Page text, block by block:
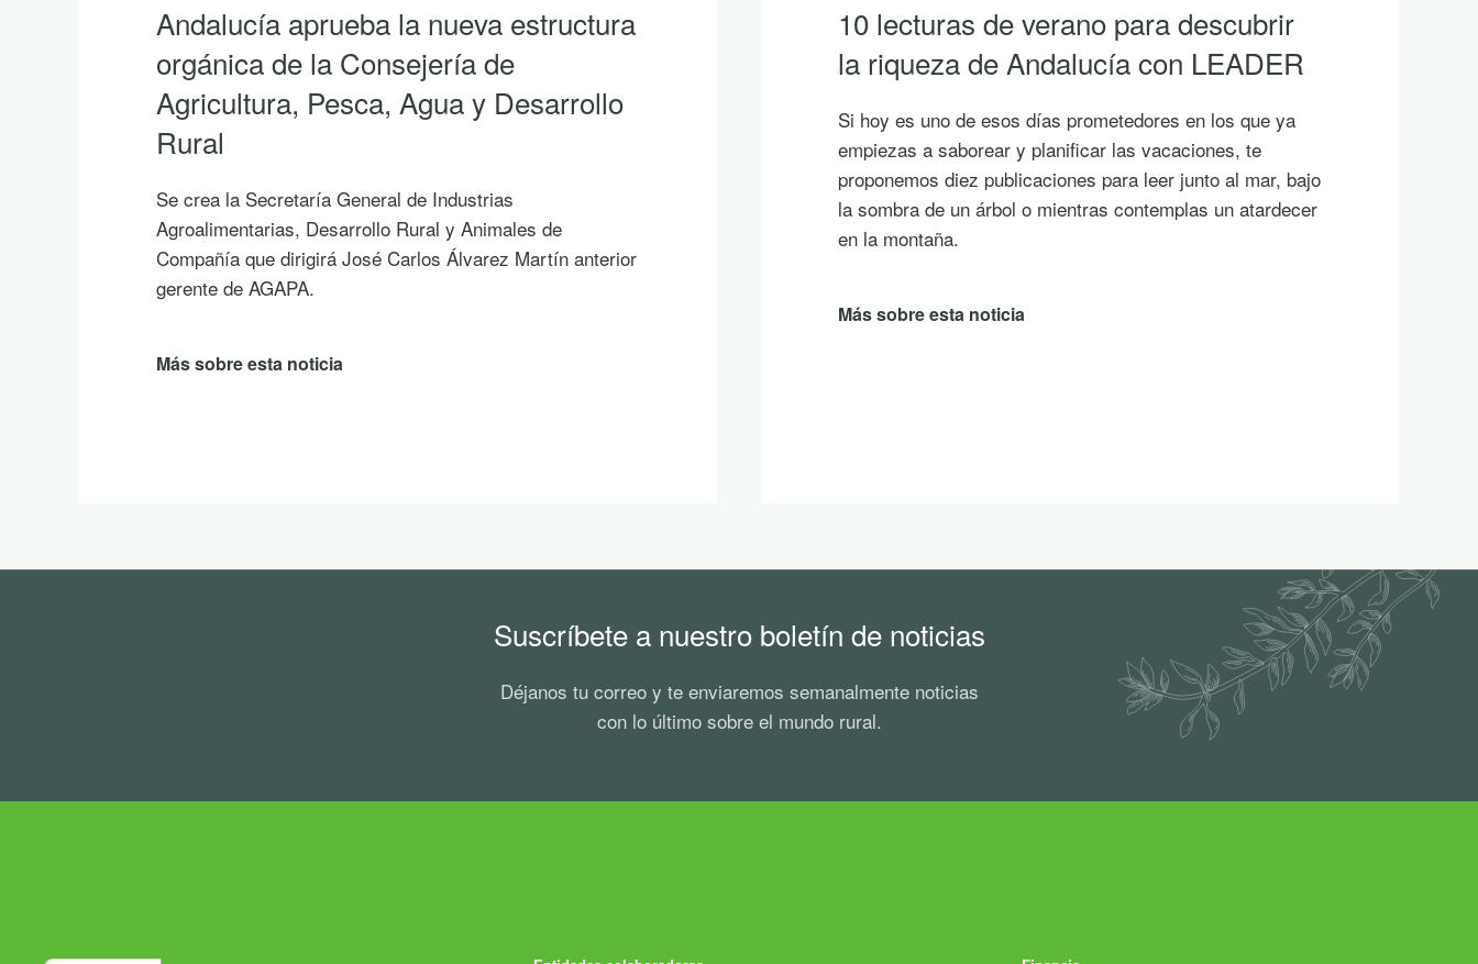
Andalucía aprueba la nueva estructura
orgánica de la Consejería de
Agricultura, Pesca, Agua y Desarrollo
Rural
Se crea la Secretaría General de Industrias
Agroalimentarias, Desarrollo Rural y Animales de
Compañía que dirigirá José Carlos Álvarez Martín anterior
gerente de AGAPA.
Más sobre esta noticia
10 lecturas de verano para descubrir
la riqueza de Andalucía con LEADER
Si hoy es uno de esos días prometedores en los que ya
empiezas a saborear y planificar las vacaciones, te
proponemos diez publicaciones para leer junto al mar, bajo
la sombra de un árbol o mientras contemplas un atardecer
en la montaña.
Más sobre esta noticia
Suscríbete a nuestro boletín de noticias
Déjanos tu correo y te enviaremos semanalmente noticias
con lo último sobre el mundo rural.